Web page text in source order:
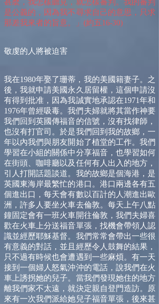
甚麼，我怎樣聽見，就怎樣審判。我的審判
是公義的，因為我不尋求自己的意思，只求
那差我來者的旨意。」(約五16-30)
敬虔的人將被迫害
我在1980年娶了珊蒂，我的美國籍妻子。之
後，我就申請美國永久居留權，這個申請沒
有得到批准，因為我誠實地承認在1971年和
1976年曾經吸毒。我們夫婦就將其當作神要
我們回到英國傳福音的信號，沒有找律師，
也沒有打官司。於是我們回到我的故鄉，一
年以內我們與朋友開始了植堂的工作。我們
學習在小組的關係中分享福音，也學習如何
在街頭、咖啡廳以及任何有人出入的地方，
引人打開話題談道。我的故鄉是個海港，是
英國東海岸最繁忙的港口。港口兩邊各有五
個進出口，每天會有數以百計的人潮進出歐
洲，許多人要坐火車去倫敦。每天上午八點
鐘固定會有一班火車開往倫敦，我們夫婦喜
歡在火車上分送福音單張，找機會帶領人認
識並經歷耶穌基督。我們常常會帶出一些很
有意義的對話，並且經歷令人鼓舞的結果，
只不過有時候也會遭遇到一些麻煩。有一天
接到一個婦人怒氣沖沖的電話，說我們在火
車上誘拐她的兒子。當我們發現她住的地方
離我們家不太遠，就決定親自登門造訪。原
來有一次我們派給她兒子福音單張，後來甚